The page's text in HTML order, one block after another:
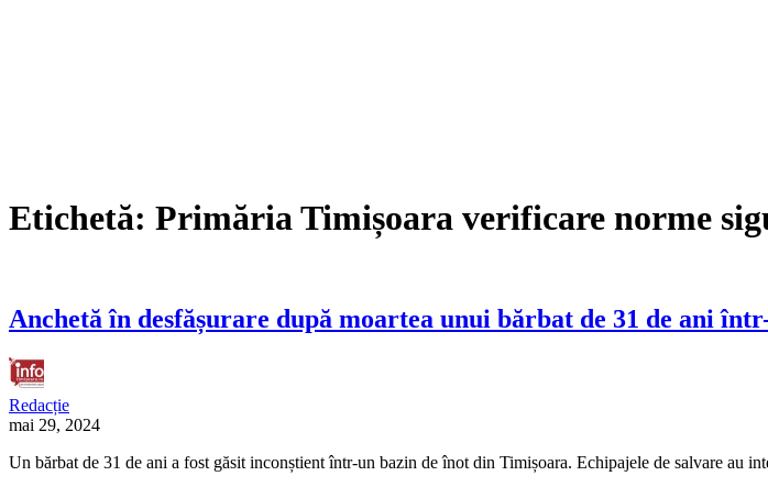
Etichetă: Primăria Timișoara verificare norme
Anchetă în desfășurare după moartea unui bărbat de 31 de ani
Redacție
mai 29, 2024
Un bărbat de 31 de ani a fost găsit inconștient într-un bazin de înot din Timișoara. Echipajele de salvare au